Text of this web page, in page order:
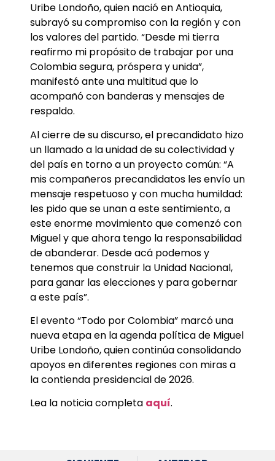
Uribe Londoño, quien nació en Antioquia,
subrayó su compromiso con la región y con
los valores del partido. “Desde mi tierra
reafirmo mi propósito de trabajar por una
Colombia segura, próspera y unida”,
manifestó ante una multitud que lo
acompañó con banderas y mensajes de
respaldo.
Al cierre de su discurso, el precandidato hizo
un llamado a la unidad de su colectividad y
del país en torno a un proyecto común: “A
mis compañeros precandidatos les envío un
mensaje respetuoso y con mucha humildad:
les pido que se unan a este sentimiento, a
este enorme movimiento que comenzó con
Miguel y que ahora tengo la responsabilidad
de abanderar. Desde acá podemos y
tenemos que construir la Unidad Nacional,
para ganar las elecciones y para gobernar
a este país”.
El evento “Todo por Colombia” marcó una
nueva etapa en la agenda política de Miguel
Uribe Londoño, quien continúa consolidando
apoyos en diferentes regiones con miras a
la contienda presidencial de 2026.
Lea la noticia completa aquí.